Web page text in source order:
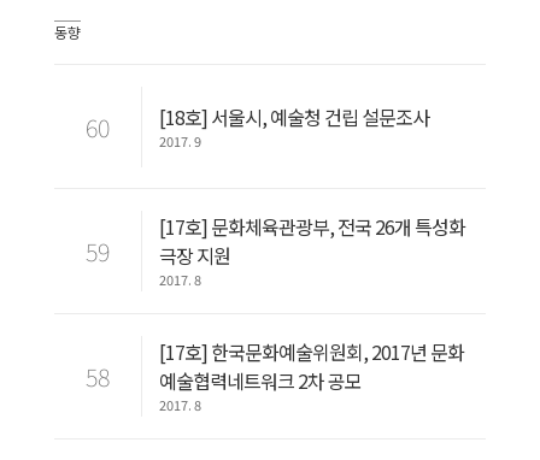
동향
60 [18호] 서울시, 예술청 건립 설문조사
2017. 9
59
[17호] 문화체육관광부, 전국 26개 특성화
극장 지원
2017. 8
58
[17호] 한국문화예술위원회, 2017년 문화
예술협력네트워크 2차 공모
2017. 8